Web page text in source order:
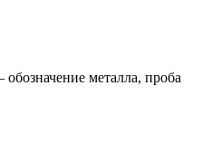
металла, проба